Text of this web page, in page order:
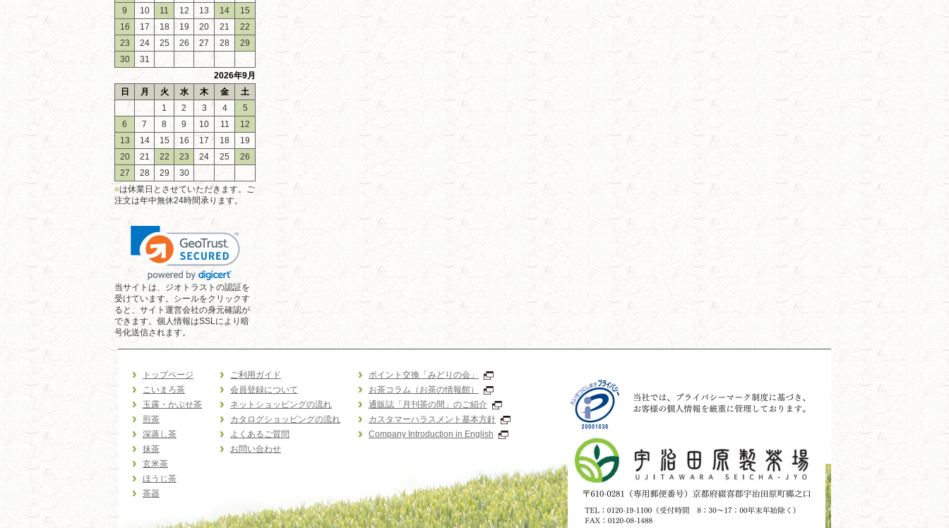
9
10 11 12 13 14
15
16
17 18 19 20 21
22
23
24 25 26 27 28
29
30
31
2026年9月
日
月 火 水 木 金
土
1
2 3 4
5
6
7 8 9 10 11
12
13
14 15 16 17 18
19
20
21 22 23 24 25
26
27
28 29
30
■は休業日とさせていただきます。ご
注文は年中無休24時間承ります。
当サイトは、ジオトラストの認証を
受けています。シールをクリックす
ると、サイト運営会社の身元確認が
できます。個人情報はSSLにより暗
号化送信されます。
トップページ
こいまろ茶
玉露・かぶせ茶
煎茶
深蒸し茶
抹茶
玄米茶
ほうじ茶
茶器
ご利用ガイド
会員登録について
ネットショッピングの流れ
カタログショッピングの流れ
よくあるご質問
お問い合わせ
ポイント交換「みどりの会」
お茶コラム（お茶の情報館）
通販誌「月刊茶の間」のご紹介
カスタマーハラスメント基本方針
Company Introduction in English